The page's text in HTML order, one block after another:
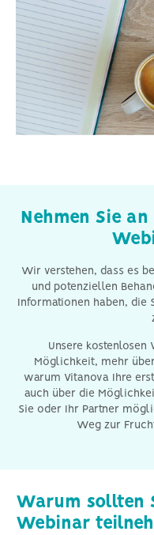
Nehmen Sie
Wir verstehen, dass es
und potenziellen
Informationen haben, die
Unsere kostenlosen
Möglichkeit, mehr
warum Vitanova Ihre
auch über die
Sie oder Ihr Partner
Weg zur
Warum sollten
Webinar